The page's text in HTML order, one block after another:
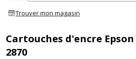
Trouver mon magasin
Cartouches d'encre Epson
2870